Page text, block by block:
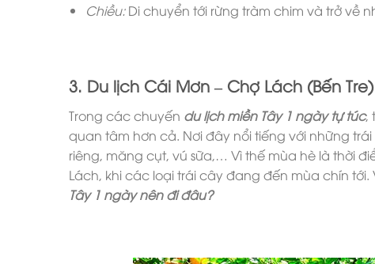
Chiều:Di chuyển tới rừng tràm chim và trở về
3. Du lịch Cái Mơn – Chợ Lách (Bến Tre)
Trong các chuyến du lịch miền Tây 1 ngày tự túc,
quan tâm hơn cả. Nơi đây nổi tiếng với những
riêng, măng cụt, vú sữa,… Vì thế mùa hè là thời
Lách, khi các loại trái cây đang đến mùa chín
Tây 1 ngày nên đi đâu?